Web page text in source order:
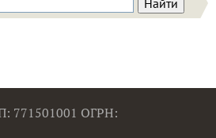
771501001 ОГРН: